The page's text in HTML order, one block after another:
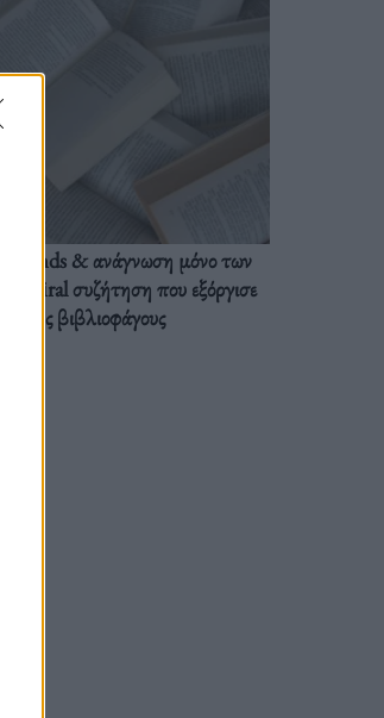
trends & ανάγνωση μόνο των
Η viral συζήτηση που εξόργισε
τους βιβλιοφάγους